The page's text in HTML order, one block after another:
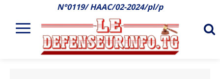
N°0119/ HAAC/02-2024/pl/p